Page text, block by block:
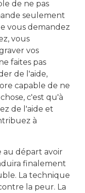
de ne pas
seulement
vous demandez
vous
vos
faites pas
de l'aide,
capable de ne
c'est qu'à
de l'aide et
à
au départ avoir
finalement
La technique
la peur. La